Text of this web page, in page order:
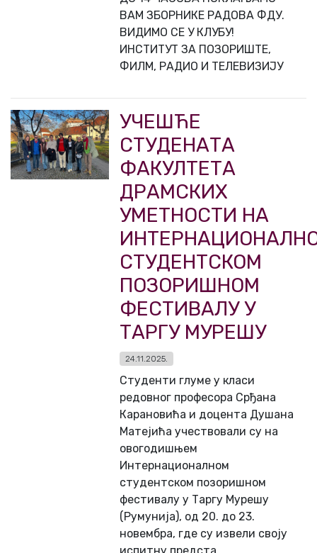
ВАМ ЗБОРНИКЕ РАДОВА ФДУ.
ВИДИМО СЕ У КЛУБУ!
ИНСТИТУТ ЗА ПОЗОРИШТЕ,
ФИЛМ, РАДИО И ТЕЛЕВИЗИЈУ
УЧЕШЋЕ
СТУДЕНАТА
ФАКУЛТЕТА
ДРАМСКИХ
УМЕТНОСТИ НА
СТУДЕНТСКОМ
ПОЗОРИШНОМ
ФЕСТИВАЛУ У
ТАРГУ МУРЕШУ
24.11.2025.
Студенти глуме у класи
редовног професора Срђана
Карановића и доцента Душана
Матејића учествовали су на
овогодишњем
Интернационалном
студентском позоришном
фестивалу у Таргу Мурешу
(Румунија), од 20. до 23.
новембра, где су извели своју